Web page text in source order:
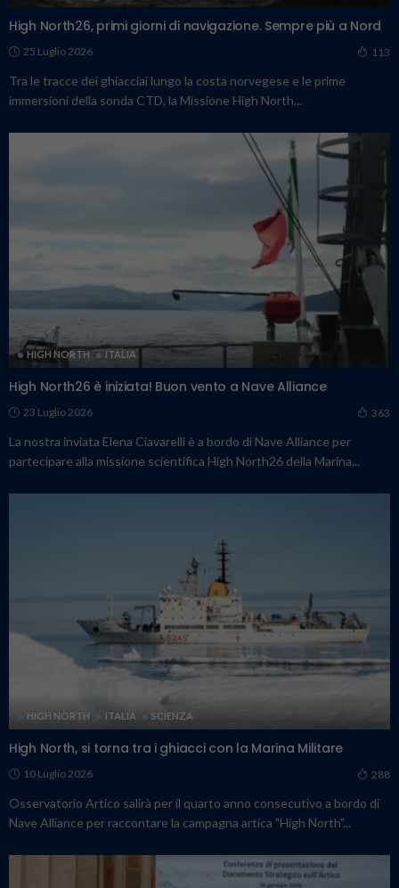
High North26, primi giorni di navigazione. Sempre più a Nord
25 Luglio 2026 113
Tra le tracce dei ghiacciai lungo la costa norvegese e le prime
immersioni della sonda CTD, la Missione High North...
HIGH NORTH ITALIA
High North26 è iniziata! Buon vento a Nave Alliance
23 Luglio 2026 363
La nostra inviata Elena Ciavarelli è a bordo di Nave Alliance per
partecipare alla missione scientifica High North26 della Marina...
HIGH NORTH ITALIA SCIENZA
High North, si torna tra i ghiacci con la Marina Militare
10 Luglio 2026 288
Osservatorio Artico salirà per il quarto anno consecutivo a bordo di
Nave Alliance per raccontare la campagna artica "High North"...